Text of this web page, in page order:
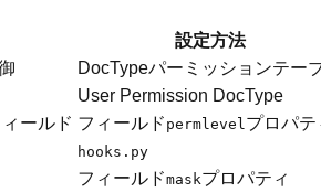
設定方法
DocTypeパーミッションテー
User Permission DocType
ールド フィールド permlevelプロパテ
hooks.py
フィールドmaskプロパティ